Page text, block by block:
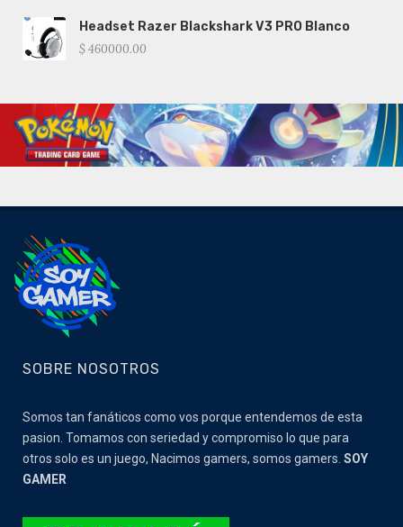
Headset Razer Blackshark V3 PRO Blanco
$ 460000.00
SOBRE NOSOTROS
Somos tan fanáticos como vos porque entendemos de esta
pasion. Tomamos con seriedad y compromiso lo que para
otros solo es un juego, Nacimos gamers, somos gamers. SOY
GAMER